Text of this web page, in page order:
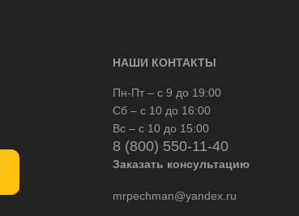
НАШИ КОНТАКТЫ
Пн-Пт – с 9 до 19:00
Сб – с 10 до 16:00
Вс – с 10 до 15:00
8 (800) 550-11-40
Заказать консультацию
mrpechman@yandex.ru